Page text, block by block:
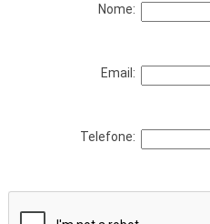
Nome:
Email:
Telefone: